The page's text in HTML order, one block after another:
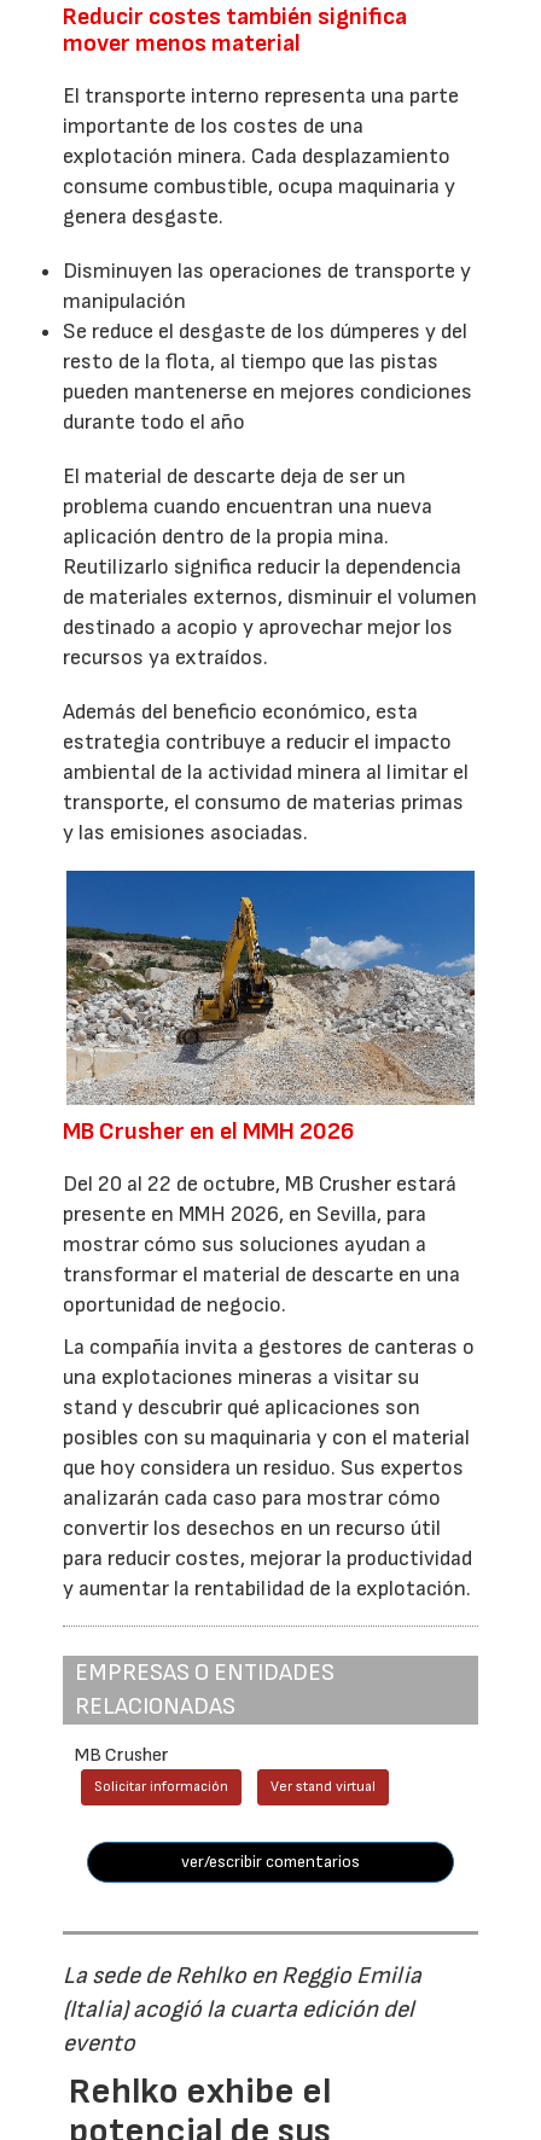
Reducir costes también significa
mover menos material
El transporte interno representa una parte
importante de los costes de una
explotación minera. Cada desplazamiento
consume combustible, ocupa maquinaria y
genera desgaste.
Disminuyen las operaciones de transporte y
manipulación
Se reduce el desgaste de los dúmperes y del
resto de la flota, al tiempo que las pistas
pueden mantenerse en mejores condiciones
durante todo el año
El material de descarte deja de ser un
problema cuando encuentran una nueva
aplicación dentro de la propia mina.
Reutilizarlo significa reducir la dependencia
de materiales externos, disminuir el volumen
destinado a acopio y aprovechar mejor los
recursos ya extraídos.
Además del beneficio económico, esta
estrategia contribuye a reducir el impacto
ambiental de la actividad minera al limitar el
transporte, el consumo de materias primas
y las emisiones asociadas.
MB Crusher en el MMH 2026
Del 20 al 22 de octubre, MB Crusher estará
presente en MMH 2026, en Sevilla, para
mostrar cómo sus soluciones ayudan a
transformar el material de descarte en una
oportunidad de negocio.
La compañía invita a gestores de canteras o
una explotaciones mineras a visitar su
stand y descubrir qué aplicaciones son
posibles con su maquinaria y con el material
que hoy considera un residuo. Sus expertos
analizarán cada caso para mostrar cómo
convertir los desechos en un recurso útil
para reducir costes, mejorar la productividad
y aumentar la rentabilidad de la explotación.
EMPRESAS O ENTIDADES
RELACIONADAS
MB Crusher
Solicitar información Ver stand virtual
ver/escribir comentarios
La sede de Rehlko en Reggio Emilia
(Italia) acogió la cuarta edición del
evento
Rehlko exhibe el
potencial de sus